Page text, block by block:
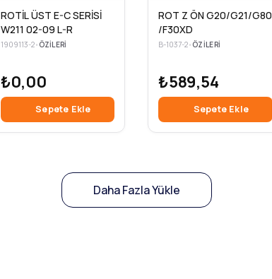
ROTİL ÜST E-C SERİSİ
W211 02-09 L-R
1909113-2• ÖZILERI
₺0,00
Sepete Ekle
ROT Z ÖN G20/G21/G80
/F30XD
B-1037-2• ÖZILERI
₺589,54
Sepete Ekle
Daha Fazla Yükle